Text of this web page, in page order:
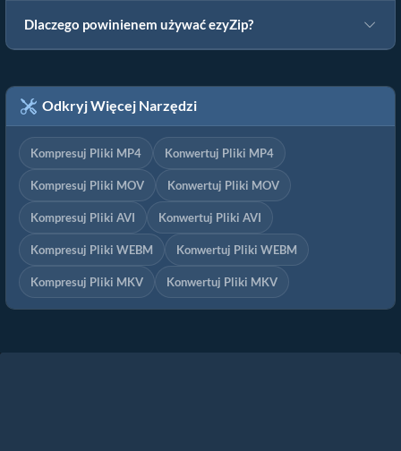
Dlaczego powinienem używać ezyZip?
Odkryj Więcej Narzędzi
Kompresuj Pliki MP4 Konwertuj Pliki MP4
Kompresuj Pliki MOV Konwertuj Pliki MOV
Kompresuj Pliki AVI Konwertuj Pliki AVI
Kompresuj Pliki WEBM Konwertuj Pliki WEBM
Kompresuj Pliki MKV Konwertuj Pliki MKV